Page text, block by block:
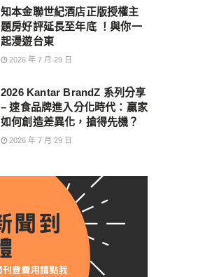
知本金聯世紀酒店正版授權主
題房好評延長至年底 ！與你一
起漫遊台東
2026 年 7 月 29 日
2026 Kantar BrandZ 系列分享
– 速食品牌進入分化時代：贏家
如何創造差異化，搶得先機？
2026 年 7 月 29 日